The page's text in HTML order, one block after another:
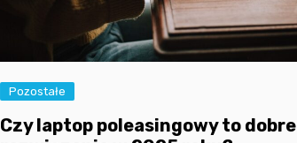
Pozostałe
Czy laptop poleasingowy to dobre